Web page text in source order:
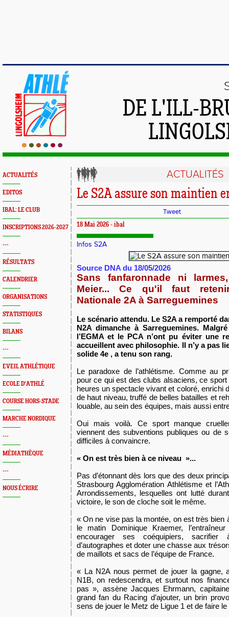
DE L'ILL-
ACTUALITÉS
EDITOS
IBAL: LE CLUB
INSCRIPTIONS 2026-2027
---
RÉSULTATS
CALENDRIER
ORGANISATIONS
STATISTIQUES
BILANS
---
EVEIL ATHLÉTIQUE
ECOLE D'ATHLÉ
COURSE HORS-STADE
MARCHE NORDIQUE
---
MÉDIATHÈQUE
---
NOUS ÉCRIRE
ACTUALITÉS
Le S2A assure son maintien
Tweet
18 Mai 2026 - ibal
Infos S2A
Source DNA du 18/05/2026
Sans fanfaronnade ni
Meier... Ce qu'il faut
Nationale 2A à Sarreguemines
Le scénario attendu. Le S2A a remporté
N2A dimanche à Sarreguemines.
l’EGMA et le PCA n’ont pu éviter une
accueillent avec philosophie. Il n’y a pas
solide 4e , a tenu son rang.
Le paradoxe de l’athlétisme. Comme au
pour ce qui est des clubs alsaciens, ce
heures un spectacle vivant et coloré, enrichi
de haut niveau, truffé de belles batailles et
louable, au sein des équipes, mais aussi
Oui mais voilà. Ce sport manque
viennent des subventions publiques ou de
difficiles à convaincre.
« On est très bien à ce niveau »...
Pas d’étonnant dès lors que des deux
Strasbourg Agglomération Athlétisme et
Arrondissements, lesquelles ont lutté
victoire, le son de cloche soit le même.
« On ne vise pas la montée, on est très bien
le matin Dominique Kraemer,
encourager ses coéquipiers,
d’autographes et doter une chasse aux
de maillots et sacs de l’équipe de France.
« La N2A nous permet de jouer la gagne,
N1B, on redescendra, et surtout nos
pas », assène Jacques Ehrmann,
grand fan du Racing d’ajouter, un brin
sens de jouer le Metz de Ligue 1 et de faire